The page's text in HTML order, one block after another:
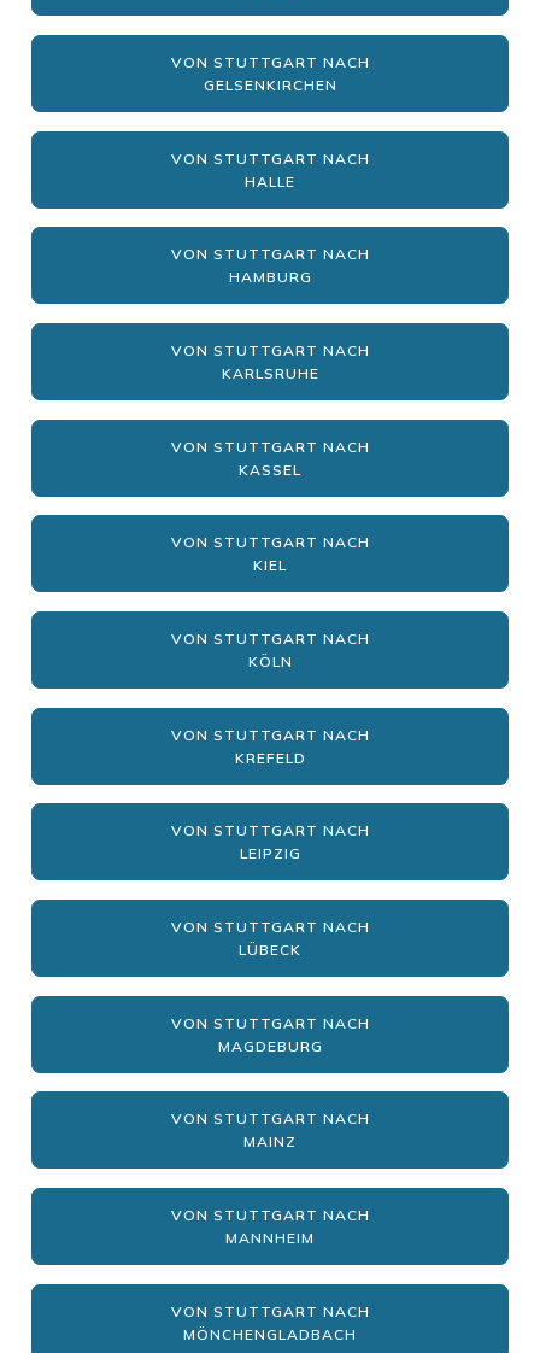
VON STUTTGART NACH
GELSENKIRCHEN
VON STUTTGART NACH
HALLE
VON STUTTGART NACH
HAMBURG
VON STUTTGART NACH
KARLSRUHE
VON STUTTGART NACH
KASSEL
VON STUTTGART NACH
KIEL
VON STUTTGART NACH
KÖLN
VON STUTTGART NACH
KREFELD
VON STUTTGART NACH
LEIPZIG
VON STUTTGART NACH
LÜBECK
VON STUTTGART NACH
MAGDEBURG
VON STUTTGART NACH
MAINZ
VON STUTTGART NACH
MANNHEIM
VON STUTTGART NACH
MÖNCHENGLADBACH